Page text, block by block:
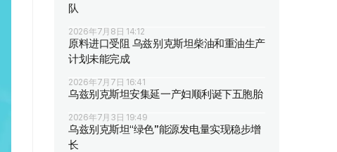
队
2026年7月8日 14:12
原料进口受阻 乌兹别克斯坦柴油和重油生产
计划未能完成
2026年7月7日 16:41
乌兹别克斯坦安集延一产妇顺利诞下五胞胎
2026年7月3日 19:49
乌兹别克斯坦“绿色”能源发电量实现稳步增
长